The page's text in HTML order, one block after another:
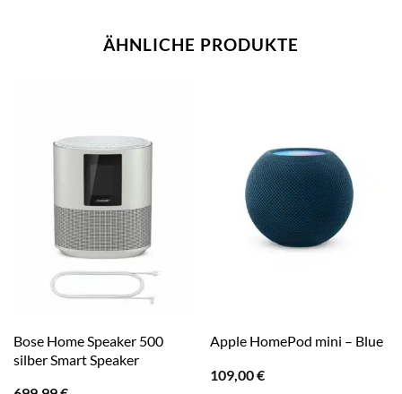
ÄHNLICHE PRODUKTE
Bose Home Speaker 500
silber Smart Speaker
Apple HomePod mini – Blue
109,00€